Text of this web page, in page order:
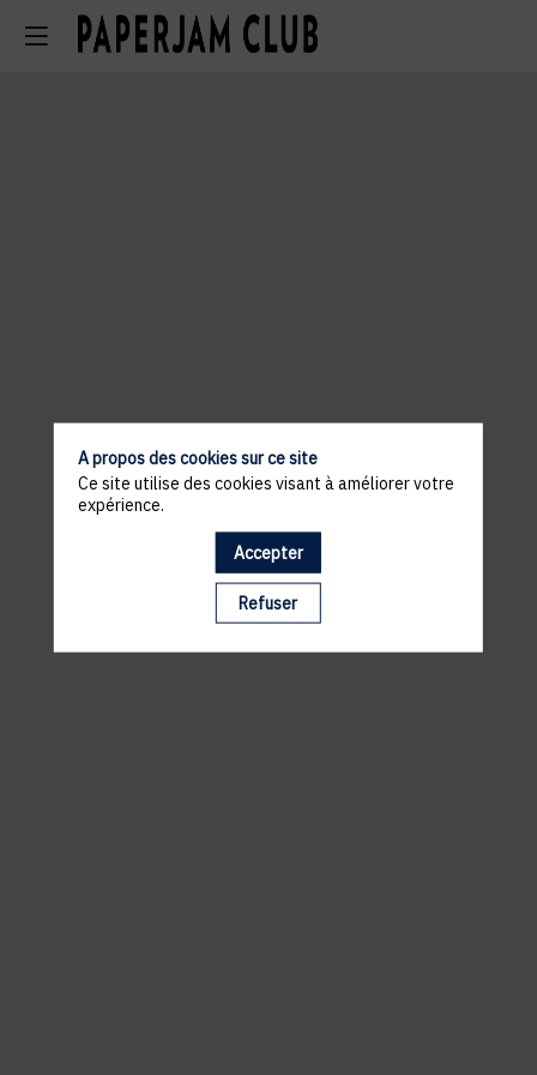
Il manque du contenu : rafraichissez votre navigateur
A propos des cookies sur ce site
Ce site utilise des cookies visant à améliorer votre
expérience.
Accepter
Refuser